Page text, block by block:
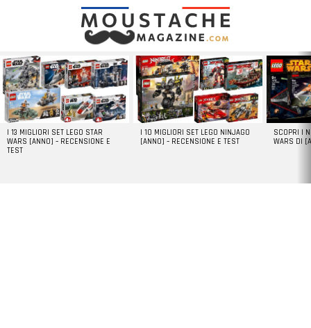
LATEST
STORIES
I 13 MIGLIORI SET LEGO STAR
WARS [ANNO] – RECENSIONE E
TEST
I 10 MIGLIORI SET LEGO NINJAGO
[ANNO] – RECENSIONE E TEST
SCOPRI I
WARS DI